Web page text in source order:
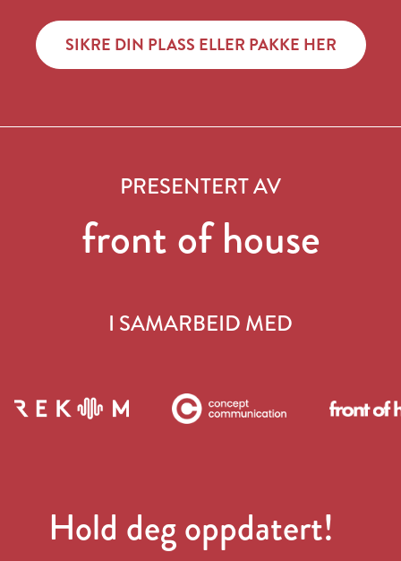
SIKRE DIN PLASS ELLER PAKKE HER
PRESENTERT AV
front of house
I SAMARBEID MED
Hold deg oppdatert!